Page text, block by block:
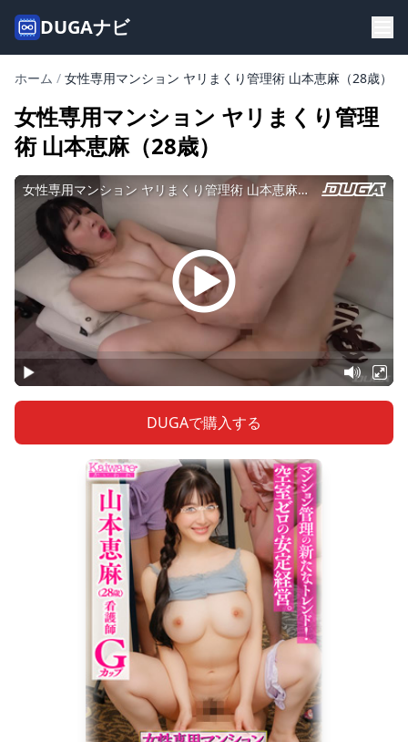
DUGAナビ
ホーム / 女性専用マンション ヤリまくり管理術 山本恵麻（28歳）
女性専用マンション ヤリまくり管理
術 山本恵麻（28歳）
DUGAで購入する